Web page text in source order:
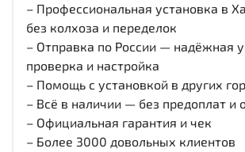
– Профессиональная установка в
без колхоза и переделок
– Отправка по России — надёжная
проверка и настройка
– Помощь с установкой в других
– Всё в наличии — без предоплат и
– Официальная гарантия и чек
– Более 3000 довольных клиентов